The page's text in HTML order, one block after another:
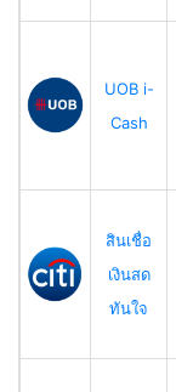
UOB i-
Cash
สินเชื่อ
เงินสด
ทันใจ